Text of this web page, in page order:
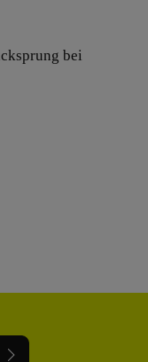
bei